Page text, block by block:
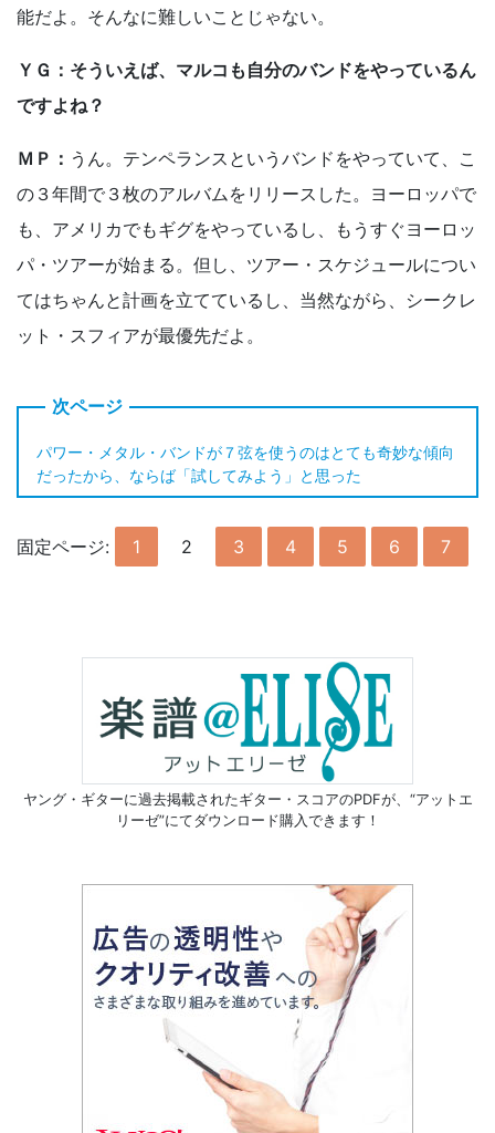
能だよ。そんなに難しいことじゃない。
ＹＧ：そういえば、マルコも自分のバンドをやっているん
ですよね？
ＭＰ： うん。テンペランスというバンドをやっていて、こ
の３年間で３枚のアルバムをリリースした。ヨーロッパで
も、アメリカでもギグをやっているし、もうすぐヨーロッ
パ・ツアーが始まる。但し、ツアー・スケジュールについ
てはちゃんと計画を立てているし、当然ながら、シークレ
ット・スフィアが最優先だよ。
パワー・メタル・バンドが７弦を使うのはとても奇妙な傾向
だったから、ならば「試してみよう」と思った
固定ページ: 1 2 3 4 5 6 7
ヤング・ギターに過去掲載されたギター・スコアのPDFが、 “アットエ
リーゼ”にてダウンロード購入できます！